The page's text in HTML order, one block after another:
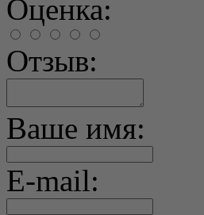
Оценка:
Отзыв:
Ваше имя:
E-mail: